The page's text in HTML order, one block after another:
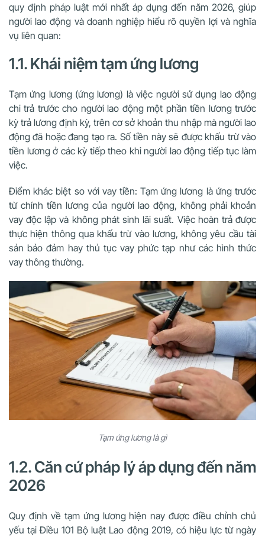
quy định pháp luật mới nhất áp dụng đến năm 2026, giúp
người lao động và doanh nghiệp hiểu rõ quyền lợi và nghĩa
vụ liên quan:
1.1. Khái niệm tạm ứng lương
Tạm ứng lương (ứng lương) là việc người sử dụng lao động
chi trả trước cho người lao động một phần tiền lương trước
kỳ trả lương định kỳ, trên cơ sở khoản thu nhập mà người lao
động đã hoặc đang tạo ra. Số tiền này sẽ được khấu trừ vào
tiền lương ở các kỳ tiếp theo khi người lao động tiếp tục làm
việc.
Điểm khác biệt so với vay tiền: Tạm ứng lương là ứng trước
từ chính tiền lương của người lao động, không phải khoản
vay độc lập và không phát sinh lãi suất. Việc hoàn trả được
thực hiện thông qua khấu trừ vào lương, không yêu cầu tài
sản bảo đảm hay thủ tục vay phức tạp như các hình thức
vay thông thường.
Tạm ứng lương là gì
1.2. Căn cứ pháp lý áp dụng đến năm
2026
Quy định về tạm ứng lương hiện nay được điều chỉnh chủ
yếu tại Điều 101 Bộ luật Lao động 2019, có hiệu lực từ ngày